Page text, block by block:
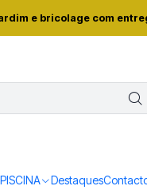
Destaques
e bricolage com
LANTERNAS Lâmpada
Avide